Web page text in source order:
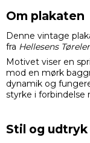
Om plakaten
Denne vintage
fra Hellesens
Motivet viser en
mod en mørk
dynamik og
styrke i forbindelse
Stil og udtryk